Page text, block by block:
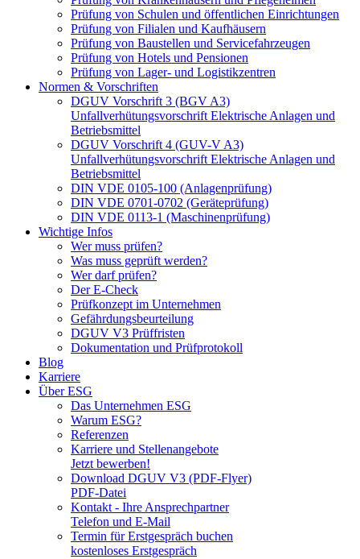
Prüfung von Schulen und öffentlichen Einrichtungen
Prüfung von Filialen und Kaufhäusern
Prüfung von Baustellen und Servicefahrzeugen
Prüfung von Hotels und Pensionen
Prüfung von Lager- und Logistikzentren
Normen & Vorschriften
DGUV Vorschrift 3 (BGV A3)
Unfallverhütungsvorschrift Elektrische Anlagen und
Betriebsmittel
DGUV Vorschrift 4 (GUV-V A3)
Unfallverhütungsvorschrift Elektrische Anlagen und
Betriebsmittel
DIN VDE 0105-100 (Anlagenprüfung)
DIN VDE 0701-0702 (Geräteprüfung)
DIN VDE 0113-1 (Maschinenprüfung)
Wichtige Infos
Wer muss prüfen?
Was muss geprüft werden?
Wer darf prüfen?
Der E-Check
Prüfkonzept im Unternehmen
Gefährdungsbeurteilung
DGUV V3 Prüffristen
Dokumentation und Prüfprotokoll
Blog
Karriere
Über ESG
Das Unternehmen ESG
Warum ESG?
Referenzen
Karriere und Stellenangebote
Jetzt bewerben!
Download DGUV V3 (PDF-Flyer)
PDF-Datei
Kontakt - Ihre Ansprechpartner
Telefon und E-Mail
Termin für Erstgespräch buchen
kostenloses Erstgespräch